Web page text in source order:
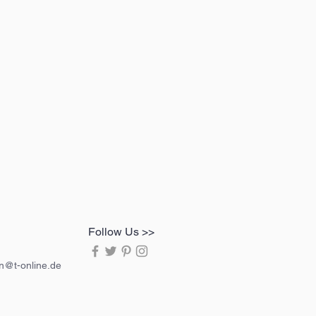
online.de
Follow Us >>